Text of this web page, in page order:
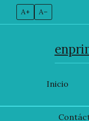
A+ A–
Inicio